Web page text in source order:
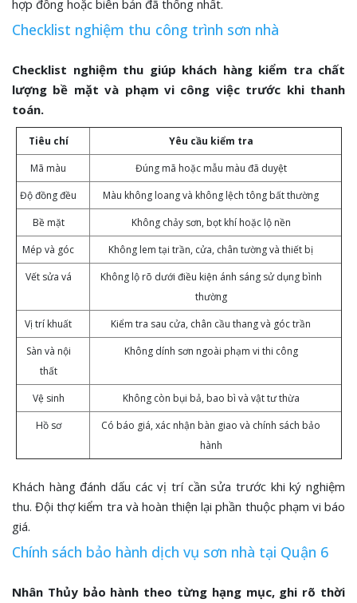
hợp đồng hoặc biên bản đã thống nhất.
Checklist nghiệm thu công trình sơn nhà
Checklist nghiệm thu giúp khách hàng kiểm tra chất
lượng bề mặt và phạm vi công việc trước khi thanh
toán.
Tiêu chí
Yêu cầu kiểm tra
Mã màu
Đúng mã hoặc mẫu màu đã duyệt
Độ đồng đều
Màu không loang và không lệch tông bất thường
Bề mặt
Không chảy sơn, bọt khí hoặc lộ nền
Mép và góc
Không lem tại trần, cửa, chân tường và thiết bị
Vết sửa vá
Không lộ rõ dưới điều kiện ánh sáng sử dụng bình
thường
Vị trí khuất
Kiểm tra sau cửa, chân cầu thang và góc trần
Sàn và nội
thất
Không dính sơn ngoài phạm vi thi công
Vệ sinh
Không còn bụi bả, bao bì và vật tư thừa
Hồ sơ
Có báo giá, xác nhận bàn giao và chính sách bảo
hành
Khách hàng đánh dấu các vị trí cần sửa trước khi ký nghiệm
thu. Đội thợ kiểm tra và hoàn thiện lại phần thuộc phạm vi báo
giá.
Chính sách bảo hành dịch vụ sơn nhà tại Quận 6
Nhân Thủy bảo hành theo từng hạng mục, ghi rõ thời